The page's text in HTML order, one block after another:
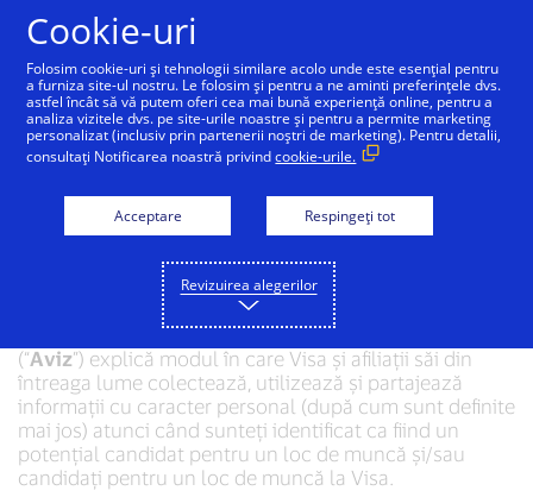
Aviz privind
confidențialitatea
solicitanților Visa
Data intrării în vigoare: 17 martie 2026
Acest Aviz privind confidențialitatea solicitanților
(“Aviz”) explică modul în care Visa și afiliații săi din
întreaga lume colectează, utilizează și partajează
informații cu caracter personal (după cum sunt definite
mai jos) atunci când sunteți identificat ca fiind un
potențial candidat pentru un loc de muncă și/sau
candidați pentru un loc de muncă la Visa.
Cookie-uri
Folosim cookie-uri și tehnologii similare acolo unde este esențial pentru
a furniza site-ul nostru. Le folosim și pentru a ne aminti preferințele dvs.
astfel încât să vă putem oferi cea mai bună experiență online, pentru a
analiza vizitele dvs. pe site-urile noastre și pentru a permite marketing
personalizat (inclusiv prin partenerii noștri de marketing). Pentru detalii,
consultați Notificarea noastră privindcookie-urile.
Acceptare Respingeți tot
Revizuirea alegerilor